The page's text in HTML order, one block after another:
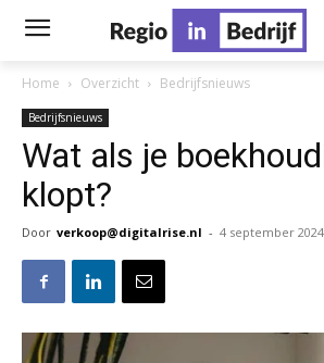
Home Overzicht Bedrijfsnieuws
Bedrijfsnieuws
Wat als je
klopt?
Door verkoop@digitalrise.nl - 4 september 2024